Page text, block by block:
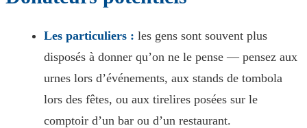
Les particuliers : les gens sont souvent plus
disposés à donner qu’on ne le pense — pensez aux
urnes lors d’événements, aux stands de tombola
lors des fêtes, ou aux tirelires posées sur le
comptoir d’un bar ou d’un restaurant.